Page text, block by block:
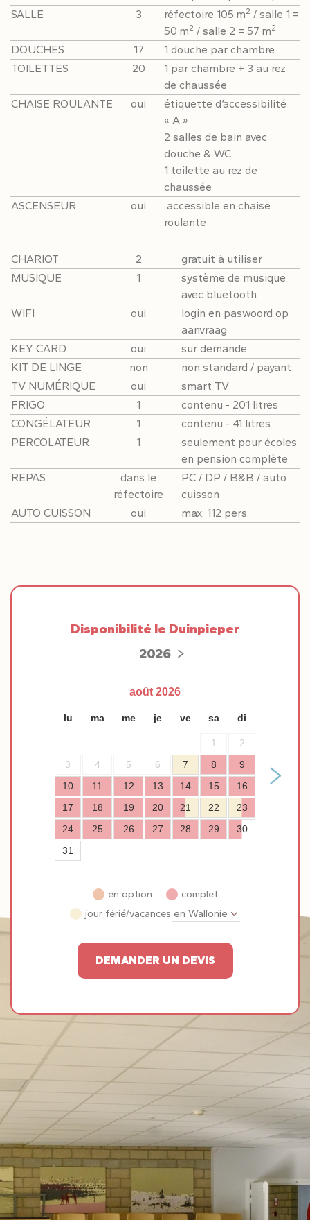
SALLE
3 réfectoire 105 m2 / salle 1 =
50 m2 / salle 2 = 57 m2
DOUCHES 17
1 douche par chambre
TOILETTES
20
1 par chambre + 3 au rez
de chaussée
CHAISE ROULANTE
oui
étiquette d’accessibilité
« A »
2 salles de bain avec
douche & WC
1 toilette au rez de
chaussée
ASCENSEUR
oui
accessible en chaise
roulante
CHARIOT 2
gratuit à utiliser
MUSIQUE
1
système de musique
avec bluetooth
WIFI
oui
login en paswoord op
aanvraag
KEY CARD
oui
sur demande
KIT DE LINGE
non
non standard / payant
TV NUMÉRIQUE
oui
smart TV
FRIGO
1
contenu - 201 litres
CONGÉLATEUR
1
contenu - 41 litres
PERCOLATEUR
1
seulement pour écoles
en pension complète
REPAS
dans le
réfectoire
PC / DP / B&B / auto
cuisson
AUTO CUISSON
oui max. 112 pers.
Disponibilité le Duinpieper
2026
août 2026
lu ma me je ve sa di
1
2
3
4 5 6 7 8
9
10
11 12 13 14 15
16
17
18 19 20 21 22
23
24
25 26 27 28 29
30
31
en option
complet
jour férié/vacances
DEMANDER UN DEVIS